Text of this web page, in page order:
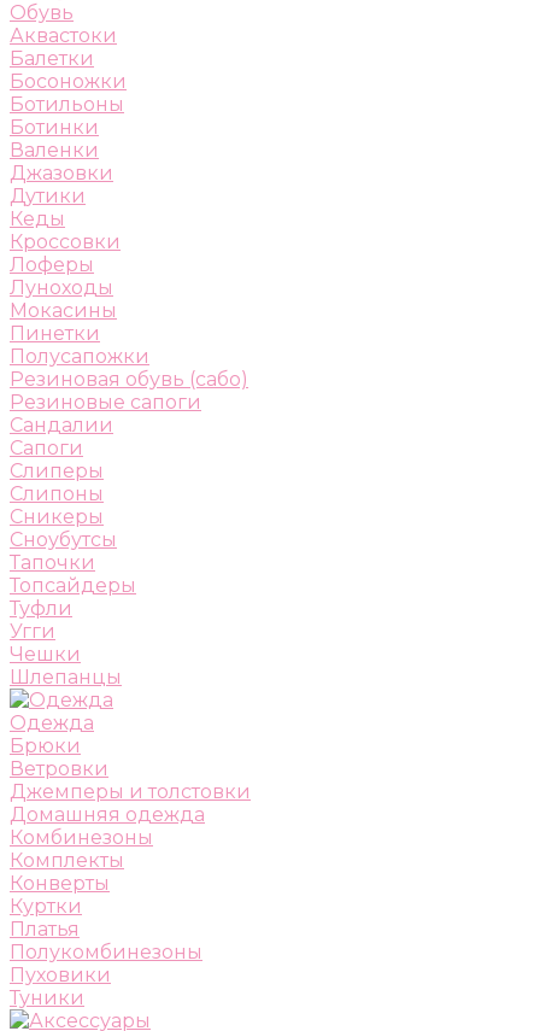
Обувь
Аквастоки
Балетки
Босоножки
Ботильоны
Ботинки
Валенки
Джазовки
Дутики
Кеды
Кроссовки
Лоферы
Луноходы
Мокасины
Пинетки
Полусапожки
Резиновая обувь (сабо)
Резиновые сапоги
Сандалии
Сапоги
Слиперы
Слипоны
Сникеры
Сноубутсы
Тапочки
Топсайдеры
Туфли
Угги
Чешки
Шлепанцы
Одежда
Брюки
Ветровки
Джемперы и толстовки
Домашняя одежда
Комбинезоны
Комплекты
Конверты
Куртки
Платья
Полукомбинезоны
Пуховики
Туники